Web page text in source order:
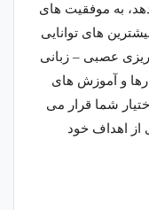
به موفقیت های
های توانایی
عصبی – زبانی
و آموزش های
شما قرار می
از اهداف خود